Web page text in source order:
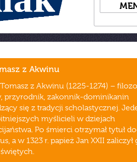
z Akwinu
z Akwinu (1225-1274) –
przyrodnik, zakonnik-dominikanin
się z tradycji scholastycznej.
myślicieli w dziejach
Po śmierci otrzymał tytuł
a w 1323 r. papież Jan XXII zaliczył